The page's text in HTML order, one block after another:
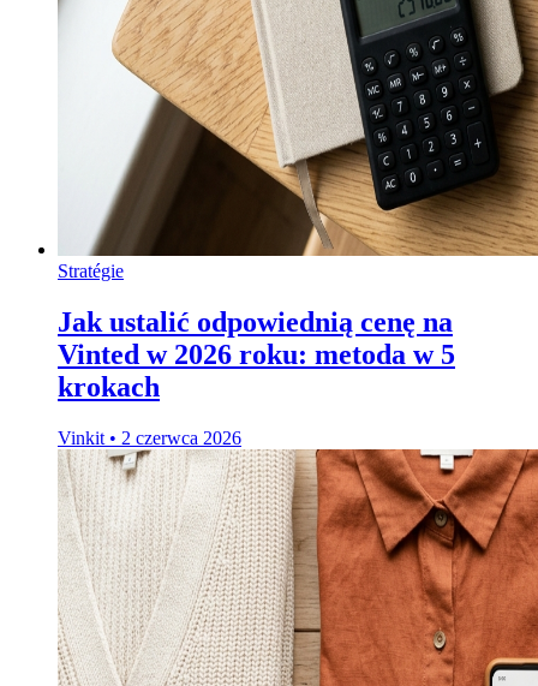
Stratégie
Jak ustalić odpowiednią cenę na
Vinted w 2026 roku: metoda w 5
krokach
Vinkit • 2 czerwca 2026